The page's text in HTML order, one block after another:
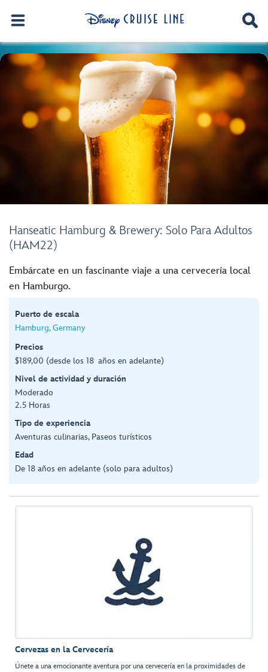
Hanseatic Hamburg & Brewery: Solo Para Adultos
(HAM22)
Embárcate en un fascinante viaje a una cervecería local
en Hamburgo.
Puerto de escala
Hamburg, Germany
Precios
$189,00 (desde los 18 años en adelante)
Nivel de actividad y duración
Moderado
2.5 Horas
Tipo de experiencia
Aventuras culinarias, Paseos turísticos
Edad
De 18 años en adelante (solo para adultos)
Cervezas en la Cervecería
Únete a una emocionante aventura por una cervecería en la proximidades de